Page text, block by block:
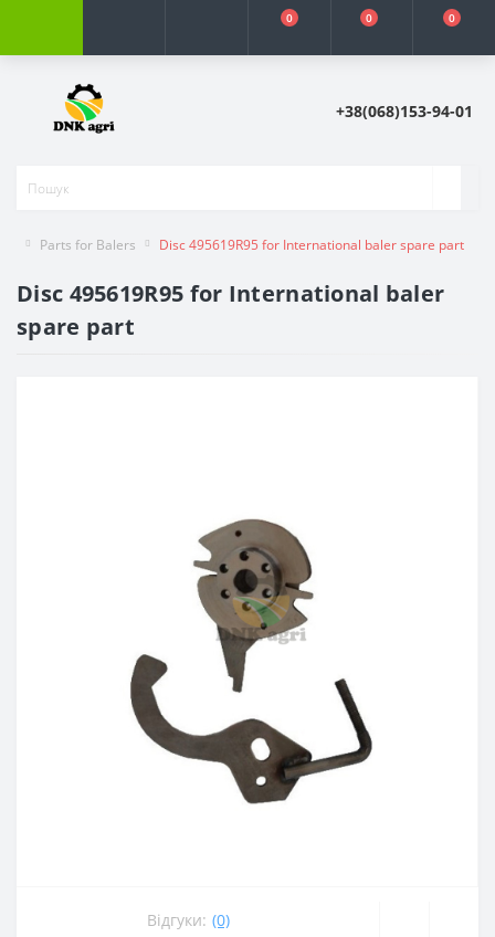
0 0 0
+38(068)153-94-01
Parts for Balers Disc 495619R95 for International baler spare part
Disc 495619R95 for International baler
spare part
Відгуки: (0)